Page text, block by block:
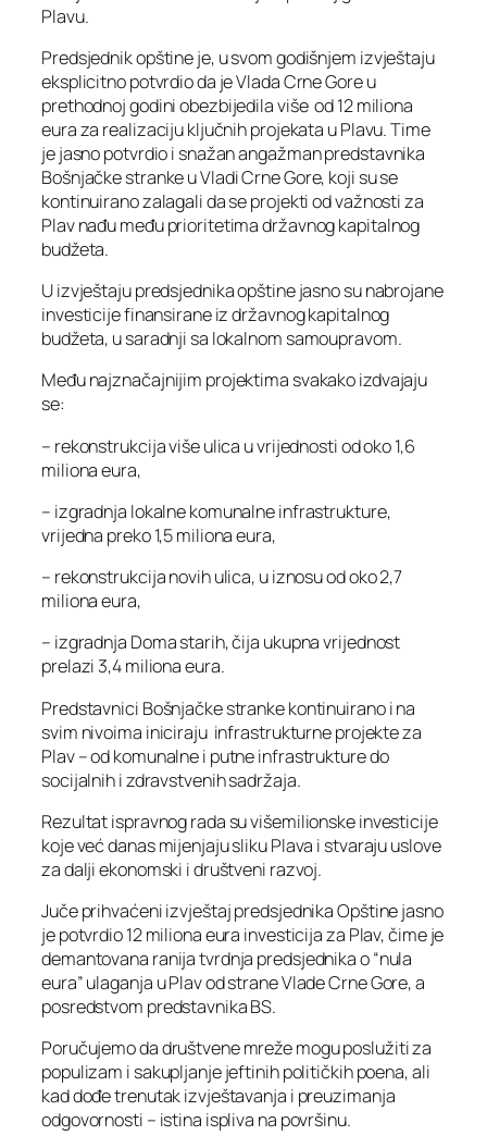
Plavu.
Predsjednik opštine je, u svom godišnjem izvještaju
eksplicitno potvrdio da je Vlada Crne Gore u
prethodnoj godini obezbijedila više od 12 miliona
eura za realizaciju ključnih projekata u Plavu. Time
je jasno potvrdio i snažan angažman predstavnika
Bošnjačke stranke u Vladi Crne Gore, koji su se
kontinuirano zalagali da se projekti od važnosti za
Plav nađu među prioritetima državnog kapitalnog
budžeta.
U izvještaju predsjednika opštine jasno su nabrojane
investicije finansirane iz državnog kapitalnog
budžeta, u saradnji sa lokalnom samoupravom.
Među najznačajnijim projektima svakako izdvajaju
se:
– rekonstrukcija više ulica u vrijednosti od oko 1,6
miliona eura,
– izgradnja lokalne komunalne infrastrukture,
vrijedna preko 1,5 miliona eura,
– rekonstrukcija novih ulica, u iznosu od oko 2,7
miliona eura,
– izgradnja Doma starih, čija ukupna vrijednost
prelazi 3,4 miliona eura.
Predstavnici Bošnjačke stranke kontinuirano i na
svim nivoima iniciraju infrastrukturne projekte za
Plav – od komunalne i putne infrastrukture do
socijalnih i zdravstvenih sadržaja.
Rezultat ispravnog rada su višemilionske investicije
koje već danas mijenjaju sliku Plava i stvaraju uslove
za dalji ekonomski i društveni razvoj.
Juče prihvaćeni izvještaj predsjednika Opštine jasno
je potvrdio 12 miliona eura investicija za Plav, čime je
demantovana ranija tvrdnja predsjednika o “nula
eura” ulaganja u Plav od strane Vlade Crne Gore, a
posredstvom predstavnika BS.
Poručujemo da društvene mreže mogu poslužiti za
populizam i sakupljanje jeftinih političkih poena, ali
kad dođe trenutak izvještavanja i preuzimanja
odgovornosti – istina ispliva na površinu.